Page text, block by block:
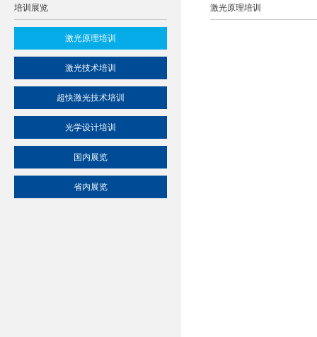
培训展览
激光原理培训
激光技术培训
超快激光技术培训
光学设计培训
国内展览
省内展览
激光原理培训